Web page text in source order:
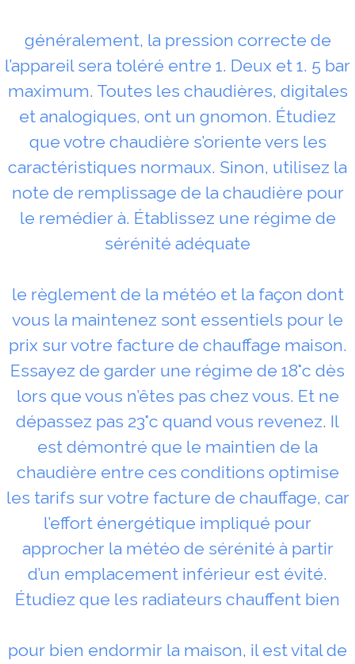
généralement, la pression correcte de
l’appareil sera toléré entre 1. Deux et 1. 5 bar
maximum. Toutes les chaudières, digitales
et analogiques, ont un gnomon. Étudiez
que votre chaudière s’oriente vers les
caractéristiques normaux. Sinon, utilisez la
note de remplissage de la chaudière pour
le remédier à. Établissez une régime de
sérénité adéquate
le règlement de la météo et la façon dont
vous la maintenez sont essentiels pour le
prix sur votre facture de chauffage maison.
Essayez de garder une régime de 18°c dès
lors que vous n’êtes pas chez vous. Et ne
dépassez pas 23°c quand vous revenez. Il
est démontré que le maintien de la
chaudière entre ces conditions optimise
les tarifs sur votre facture de chauffage, car
l’effort énergétique impliqué pour
approcher la météo de sérénité à partir
d’un emplacement inférieur est évité.
Étudiez que les radiateurs chauffent bien
pour bien endormir la maison, il est vital de